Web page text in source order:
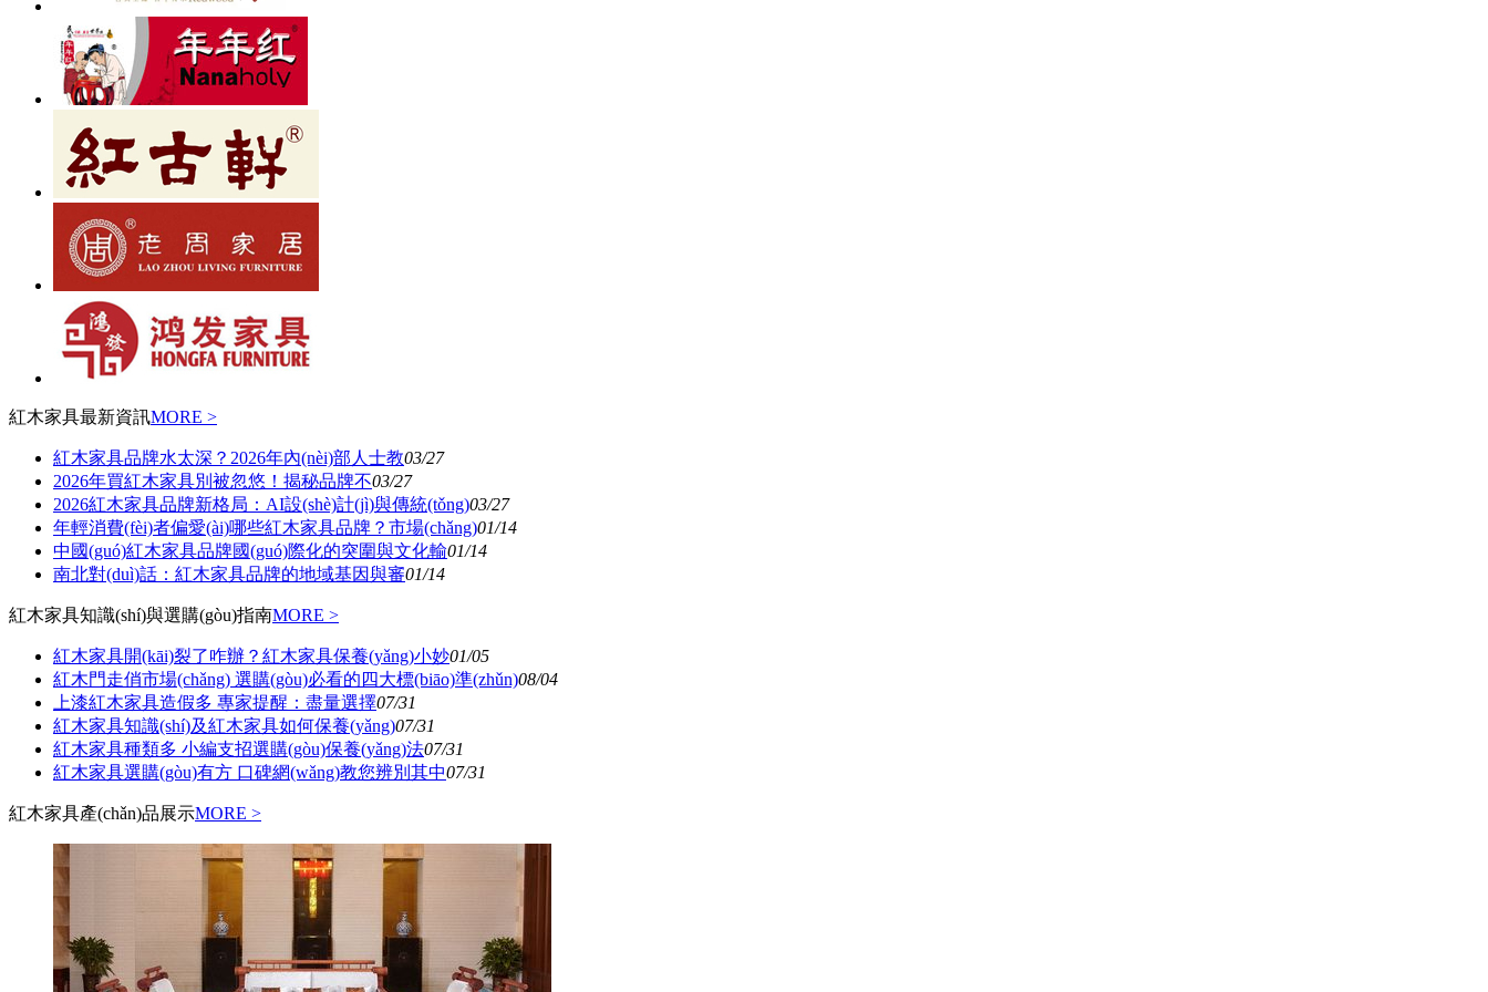
紅木家具最新資訊MORE >
紅木家具品牌水太深？2026年內(nèi)部人士教03/27
2026年買紅木家具別被忽悠！揭秘品牌不03/27
2026紅木家具品牌新格局：AI設(shè)計(jì)與傳統(tǒng)03/27
年輕消費(fèi)者偏愛(ài)哪些紅木家具品牌？市場(chǎng)01/14
中國(guó)紅木家具品牌國(guó)際化的突圍與文化輸01/14
南北對(duì)話：紅木家具品牌的地域基因與審01/14
紅木家具知識(shí)與選購(gòu)指南MORE >
紅木家具開(kāi)裂了咋辦？紅木家具保養(yǎng)小妙01/05
紅木門走俏市場(chǎng) 選購(gòu)必看的四大標(biāo)準(zhǔn)08/04
上漆紅木家具造假多 專家提醒：盡量選擇07/31
紅木家具知識(shí)及紅木家具如何保養(yǎng)07/31
紅木家具種類多 小編支招選購(gòu)保養(yǎng)法07/31
紅木家具選購(gòu)有方 口碑網(wǎng)教您辨別其中07/31
紅木家具產(chǎn)品展示MORE >